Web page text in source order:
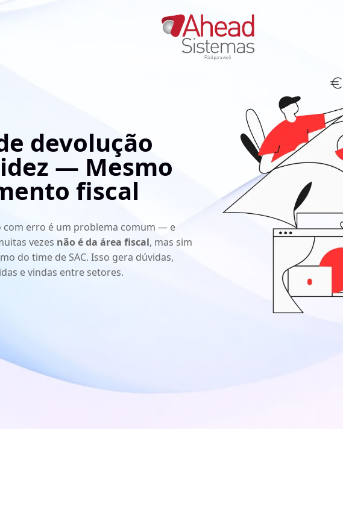
devolução
— Mesmo
fiscal
com erro é um problema comum — e
vezes não é da área fiscal, mas sim
do time de SAC. Isso gera dúvidas,
e vindas entre setores.